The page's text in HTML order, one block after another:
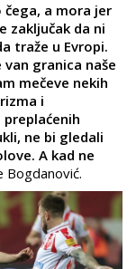
a mora jer
zaključak da ni
traže u Evropi.
granica naše
mečeve nekih
i
ne bi gledali
A kad ne
Bogdanović.